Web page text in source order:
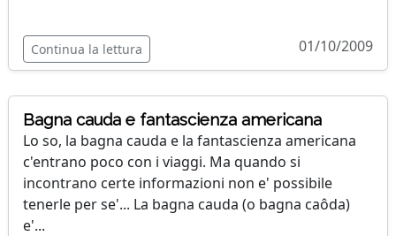
Continua la lettura 01/10/2009
Bagna cauda e fantascienza americana
Lo so, la bagna cauda e la fantascienza americana
c'entrano poco con i viaggi. Ma quando si
incontrano certe informazioni non e' possibile
tenerle per se'... La bagna cauda (o bagna caôda)
e'...